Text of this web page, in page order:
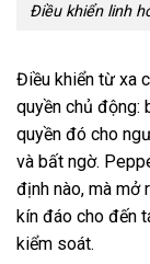
Điều khiển linh
Điều khiển từ xa
quyền chủ động:
quyền đó cho
và bất ngờ.
định nào, mà mở
kín đáo cho đến
kiểm soát.